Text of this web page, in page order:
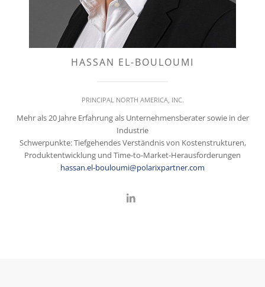
HASSAN EL-BOULOUMI
PRINCIPAL NORTH AMERICA, INC.
Mehr als 20 Jahre Erfahrung als Unternehmensberater sowie in der
Industrie
Schwerpunkte: Tiefgehendes Verständnis von Kostenstrukturen,
Produktentwicklung und Time-to-Market-Herausforderungen
hassan.el-bouloumi@polarixpartner.com